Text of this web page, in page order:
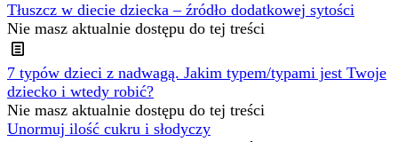
Tłuszcz w diecie dziecka – źródło dodatkowej sytości
Nie masz aktualnie dostępu do tej treści
7 typów dzieci z nadwagą. Jakim typem/typami jest Twoje
dziecko i wtedy robić?
Nie masz aktualnie dostępu do tej treści
Unormuj ilość cukru i słodyczy